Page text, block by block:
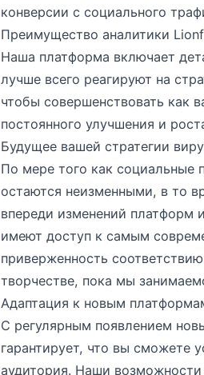
конверсии с социального
Преимущество аналитики
Наша платформа включает
лучше всего реагируют на
чтобы совершенствовать как
постоянного улучшения и
Будущее вашей стратегии
По мере того как социальные
остаются неизменными, в то
впереди изменений платформ
имеют доступ к самым
приверженность
творчестве, пока мы
Адаптация к новым
С регулярным появлением
гарантирует, что вы сможете
аудитория. Наши